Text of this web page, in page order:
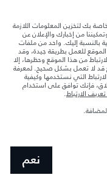
الموقع قد تختلف من بلد إلى
المحلي للتأكد من توفّرها
في أشباه الموصلات يؤثر حاليًا
هذا ظرف ديناميكي
الويب حاليًا المواصفات الحالية
يرجى استشارة وكيلك الذي
مدروس
الاتحاد الأوروبي. قد
الاختبارات كما أن هذه
بك لتخزين المعلومات اللازمة
من إخبارك والإعلان عن
بالنسبة إليك. واحد من ملفات
للعمل بطريقة جيدة، وقد
من هذا الموقع وحظرها، إلا
قد لا تعمل بشكل صحيح. لمعرفة
التي نستخدمها وكيفية
فإنك توافق على استخدام
الارتباط.
نعم
صمّم سيارتك